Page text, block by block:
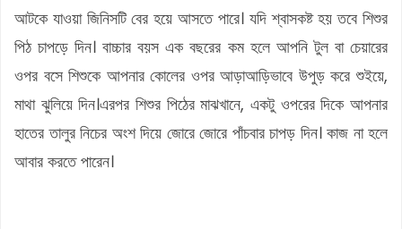
আটকে যাওয়া জিনিসটি বের হয়ে আসতে পারে। যদি শ্বাসকষ্ট হয় তবে শিশুর
পিঠ চাপড়ে দিন। বাচ্চার বয়স এক বছরের কম হলে আপনি টুল বা চেয়ারের
ওপর বসে শিশুকে আপনার কোলের ওপর আড়াআড়িভাবে উপুড় করে শুইয়ে,
মাথা ঝুলিয়ে দিন।এরপর শিশুর পিঠের মাঝখানে, একটু ওপরের দিকে আপনার
হাতের তালুর নিচের অংশ দিয়ে জোরে জোরে পাঁচবার চাপড় দিন। কাজ না হলে
আবার করতে পারেন।